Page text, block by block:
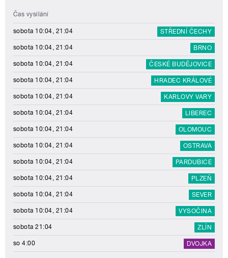
Čas vysílání
sobota 10:04, 21:04 STŘEDNÍ ČECHY
sobota 10:04, 21:04 BRNO
sobota 10:04, 21:04 ČESKÉ BUDĚJOVICE
sobota 10:04, 21:04 HRADEC KRÁLOVÉ
sobota 10:04, 21:04 KARLOVY VARY
sobota 10:04, 21:04 LIBEREC
sobota 10:04, 21:04 OLOMOUC
sobota 10:04, 21:04 OSTRAVA
sobota 10:04, 21:04 PARDUBICE
sobota 10:04, 21:04 PLZEŇ
sobota 10:04, 21:04 SEVER
sobota 10:04, 21:04 VYSOČINA
sobota 21:04 ZLÍN
so 4:00 DVOJKA